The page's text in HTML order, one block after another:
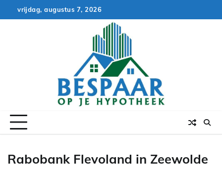
to
vrijdag, augustus 7, 2026
Rabobank Flevoland in Zeewolde